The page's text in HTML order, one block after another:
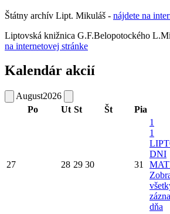
Štátny archív Lipt. Mikuláš - nájdete na
Liptovská knižnica G.F.Belopotockého
na internetovej stránke
Kalendár akcií
August2026
Po
Ut St Št Pia
27 28 29 30 31
1
1
DNI
dňa